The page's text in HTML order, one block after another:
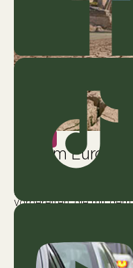
Warum
Realität
Die EU muss sich
vorbereiten, die mit dem